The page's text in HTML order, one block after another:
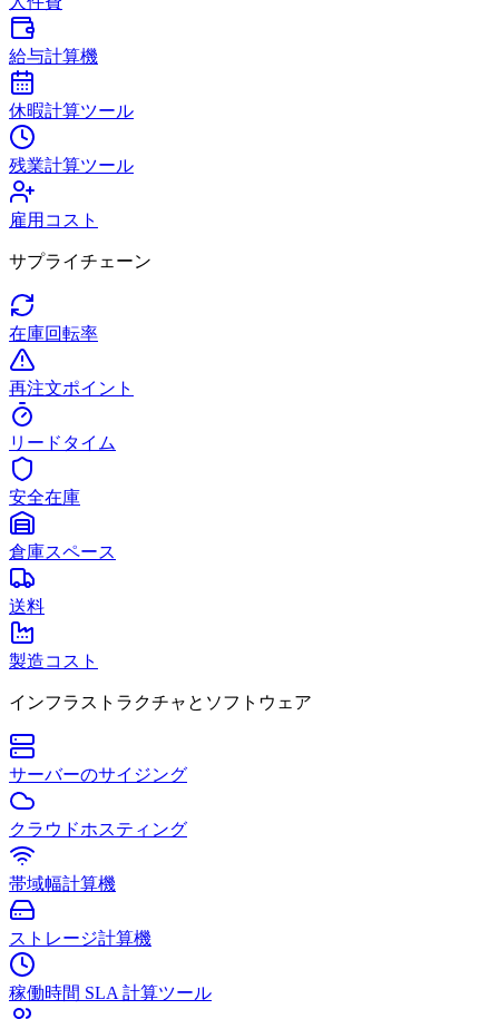
給与計算機
休暇計算ツール
残業計算ツール
雇用コスト
サプライチェーン
在庫回転率
再注文ポイント
リードタイム
安全在庫
倉庫スペース
送料
製造コスト
インフラストラクチャとソフトウェア
サーバーのサイジング
クラウドホスティング
帯域幅計算機
ストレージ計算機
稼働時間 SLA 計算ツール